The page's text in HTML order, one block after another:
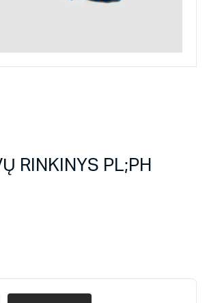
RINKINYS PL;PH